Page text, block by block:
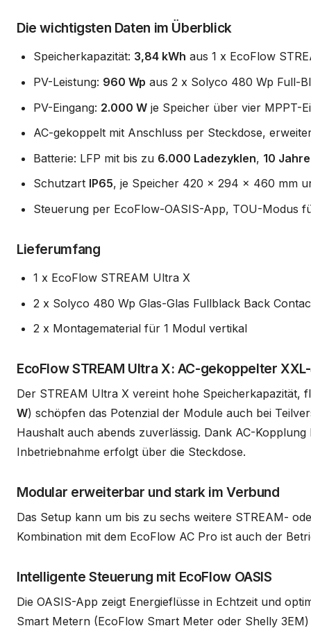
Die wichtigsten Daten im Überblick
Speicherkapazität: 3,84 kWh aus 1 x EcoFlow
PV-Leistung: 960 Wp aus 2 x Solyco 480 Wp Full-
PV-Eingang: 2.000 W je Speicher über vier MPPT-
AC-gekoppelt mit Anschluss per Steckdose,
Batterie: LFP mit bis zu 6.000 Ladezyklen, 10 Jahre
Schutzart IP65, je Speicher 420 x 294 x 460 mm
Steuerung per EcoFlow-OASIS-App, TOU-Modus
Lieferumfang
1 x EcoFlow STREAM Ultra X
2 x Solyco 480 Wp Glas-Glas Fullblack Back
2 x Montagematerial für 1 Modul vertikal
EcoFlow STREAM Ultra X: AC-gekoppelter
Der STREAM Ultra X vereint hohe Speicherkapazität,
W) schöpfen das Potenzial der Module auch bei
Haushalt auch abends zuverlässig. Dank AC-
Inbetriebnahme erfolgt über die Steckdose.
Modular erweiterbar und stark im Verbund
Das Setup kann um bis zu sechs weitere STREAM-
Kombination mit dem EcoFlow AC Pro ist auch der
Intelligente Steuerung mit EcoFlow OASIS
Die OASIS-App zeigt Energieflüsse in Echtzeit und
Smart Metern (EcoFlow Smart Meter oder Shelly